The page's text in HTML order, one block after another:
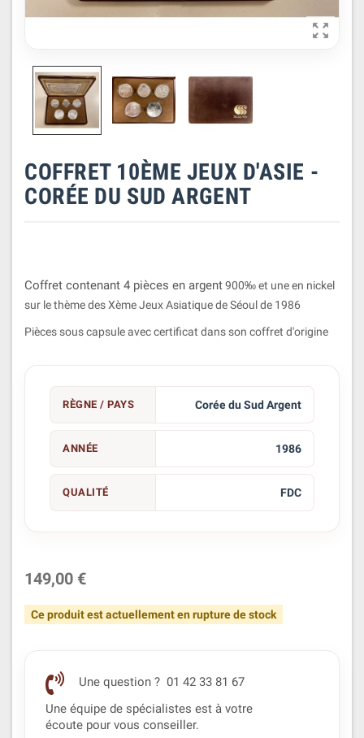

COFFRET 10ÈME JEUX D'ASIE -
CORÉE DU SUD ARGENT
Coffret contenant 4 pièces en argent900‰ et une en nickel
sur le thème des Xème Jeux Asiatique de Séoul de 1986
Pièces sous capsule avec certificat dans son coffret d'origine
RÈGNE / PAYS Corée du Sud Argent
ANNÉE 1986
QUALITÉ FDC
149,00 €
Ce produit est actuellement en rupture de stock
Une question ? 01 42 33 81 67
Une équipe de spécialistes est à votre
écoute pour vous conseiller.